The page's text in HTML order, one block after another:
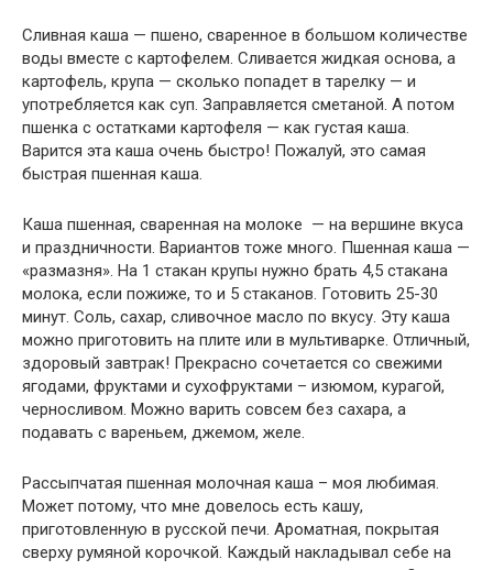
Сливная каша — пшено, сваренное в большом количестве
воды вместе с картофелем. Сливается жидкая основа, а
картофель, крупа — сколько попадет в тарелку — и
употребляется как суп. Заправляется сметаной. А потом
пшенка с остатками картофеля — как густая каша.
Варится эта каша очень быстро! Пожалуй, это самая
быстрая пшенная каша.
Каша пшенная, сваренная на молоке — на вершине вкуса
и праздничности. Вариантов тоже много. Пшенная каша —
«размазня». На 1 стакан крупы нужно брать 4,5 стакана
молока, если пожиже, то и 5 стаканов. Готовить 25-30
минут. Соль, сахар, сливочное масло по вкусу. Эту каша
можно приготовить на плите или в мультиварке. Отличный,
здоровый завтрак! Прекрасно сочетается со свежими
ягодами, фруктами и сухофруктами – изюмом, курагой,
черносливом. Можно варить совсем без сахара, а
подавать с вареньем, джемом, желе.
Рассыпчатая пшенная молочная каша – моя любимая.
Может потому, что мне довелось есть кашу,
приготовленную в русской печи. Ароматная, покрытая
сверху румяной корочкой. Каждый накладывал себе на